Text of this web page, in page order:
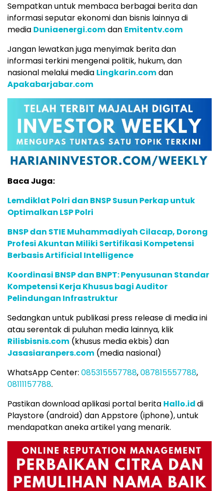
Sempatkan untuk membaca berbagai berita dan
informasi seputar ekonomi dan bisnis lainnya di
media Duniaenergi.comdan Emitentv.com
Jangan lewatkan juga menyimak berita dan
informasi terkini mengenai politik, hukum, dan
nasional melalui media Lingkarin.comdan
Apakabarjabar.com
Baca Juga:
Lemdiklat Polri dan BNSP Susun Perkap untuk
Optimalkan LSP Polri
BNSP dan STIE Muhammadiyah Cilacap, Dorong
Profesi Akuntan Miliki Sertifikasi Kompetensi
Berbasis Artificial Intelligence
Koordinasi BNSP dan BNPT: Penyusunan Standar
Kompetensi Kerja Khusus bagi Auditor
Pelindungan Infrastruktur
Sedangkan untuk publikasi press release di media ini
atau serentak di puluhan media lainnya, klik
Rilisbisnis.com (khusus media ekbis) dan
Jasasiaranpers.com (media nasional)
WhatsApp Center: 085315557788,087815557788,
08111157788.
Pastikan download aplikasi portal berita Hallo.iddi
Playstore (android) dan Appstore (iphone), untuk
mendapatkan aneka artikel yang menarik.